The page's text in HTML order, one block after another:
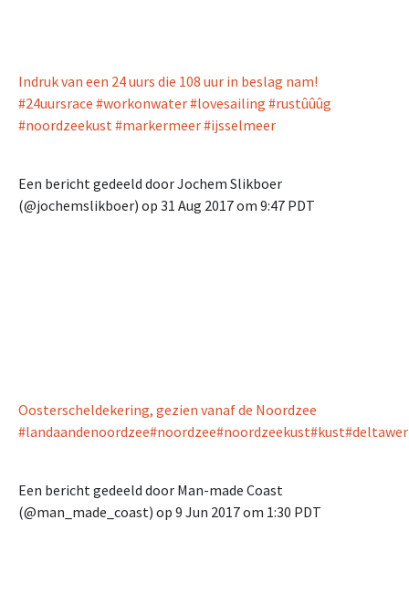
Indruk van een 24 uurs die 108 uur in beslag nam!
#24uursrace #workonwater #lovesailing #rustûûûg
#noordzeekust #markermeer #ijsselmeer
Een bericht gedeeld door Jochem Slikboer
(@jochemslikboer) op 31 Aug 2017 om 9:47 PDT
Oosterscheldekering, gezien vanaf de Noordzee
Een bericht gedeeld door Man-made Coast
(@man_made_coast) op 9 Jun 2017 om 1:30 PDT